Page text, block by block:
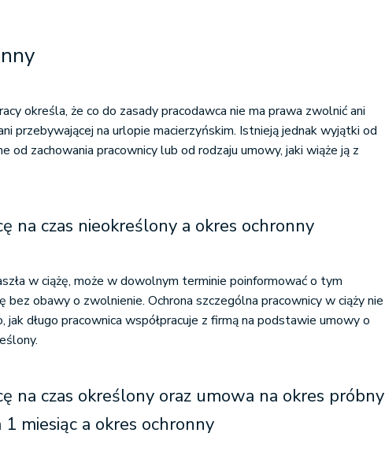
określa, że co do zasady pracodawca nie ma prawa zwolnić ani
przebywającej na urlopie macierzyńskim. Istnieją jednak wyjątki od
od zachowania pracownicy lub od rodzaju umowy, jaki wiąże ją z
na czas nieokreślony a okres ochronny
w ciążę, może w dowolnym terminie poinformować o tym
bez obawy o zwolnienie. Ochrona szczególna pracownicy w ciąży nie
długo pracownica współpracuje z firmą na podstawie umowy o
na czas określony oraz umowa na okres próbny
1 miesiąc a okres ochronny